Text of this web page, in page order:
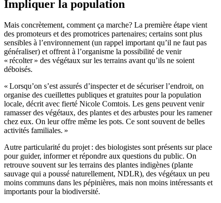
Impliquer la population
Mais concrètement, comment ça marche? La première étape vient
des promoteurs et des promotrices partenaires; certains sont plus
sensibles à l’environnement (un rappel important qu’il ne faut pas
généraliser) et offrent à l’organisme la possibilité de venir
« récolter » des végétaux sur les terrains avant qu’ils ne soient
déboisés.
« Lorsqu’on s’est assurés d’inspecter et de sécuriser l’endroit, on
organise des cueillettes publiques et gratuites pour la population
locale, décrit avec fierté Nicole Comtois. Les gens peuvent venir
ramasser des végétaux, des plantes et des arbustes pour les ramener
chez eux. On leur offre même les pots. Ce sont souvent de belles
activités familiales. »
Autre particularité du projet : des biologistes sont présents sur place
pour guider, informer et répondre aux questions du public. On
retrouve souvent sur les terrains des plantes indigènes (plante
sauvage qui a poussé naturellement, NDLR), des végétaux un peu
moins communs dans les pépinières, mais non moins intéressants et
importants pour la biodiversité.